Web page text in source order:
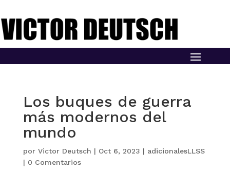
Los buques de guerra
más modernos del
mundo
por Victor Deutsch | Oct 6, 2023 | adicionalesLLSS
| 0 Comentarios